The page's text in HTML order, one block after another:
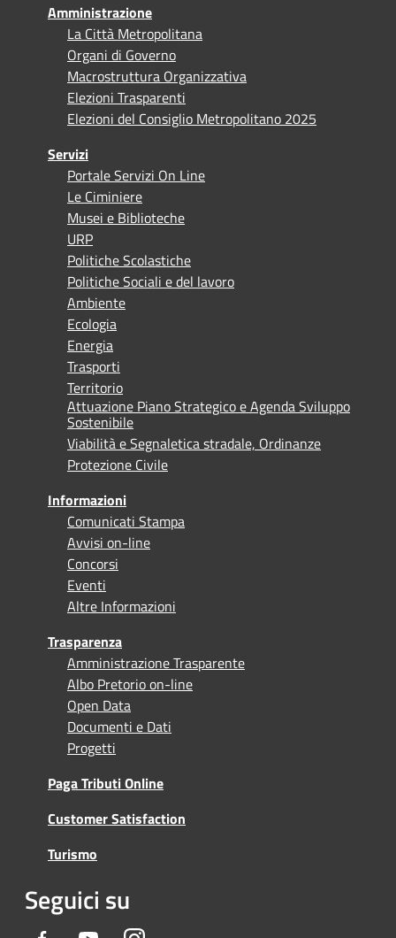
Amministrazione
La Città Metropolitana
Organi di Governo
Macrostruttura Organizzativa
Elezioni Trasparenti
Elezioni del Consiglio Metropolitano 2025
Servizi
Portale Servizi On Line
Le Ciminiere
Musei e Biblioteche
URP
Politiche Scolastiche
Politiche Sociali e del lavoro
Ambiente
Ecologia
Energia
Trasporti
Territorio
Attuazione Piano Strategico e Agenda Sviluppo
Sostenibile
Viabilità e Segnaletica stradale, Ordinanze
Protezione Civile
Informazioni
Comunicati Stampa
Avvisi on-line
Concorsi
Eventi
Altre Informazioni
Trasparenza
Amministrazione Trasparente
Albo Pretorio on-line
Open Data
Documenti e Dati
Progetti
Paga Tributi Online
Customer Satisfaction
Turismo
Seguici su